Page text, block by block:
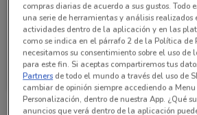
Sam's Club
Caduca el 03/09
compras diarias de acuerdo a sus gustos. Todo
una serie de herramientas y análisis realizados
actividades dentro de la aplicación y en las
como se indica en el párrafo 2 de la Política de
necesitamos su consentimiento sobre el uso de
para este fin. Si aceptas compartiremos tus
Partners de todo el mundo a través del uso de
cambiar de opinión siempre accediendo a
Personalización, dentro de nuestra App. ¿Qué
anuncios que verá dentro de la aplicación